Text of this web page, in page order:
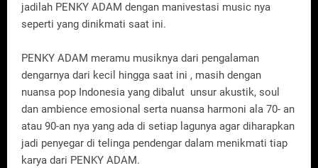
jadilah PENKY ADAM dengan manivestasi music nya
seperti yang dinikmati saat ini.
PENKY ADAM meramu musiknya dari pengalaman
dengarnya dari kecil hingga saat ini , masih dengan
nuansa pop Indonesia yang dibalut unsur akustik, soul
dan ambience emosional serta nuansa harmoni ala 70- an
atau 90-an nya yang ada di setiap lagunya agar diharapkan
jadi penyegar di telinga pendengar dalam menikmati tiap
karya dari PENKY ADAM.